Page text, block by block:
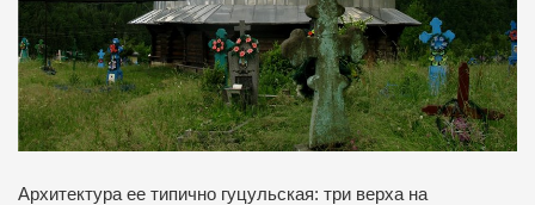
Архитектура ее типично гуцульская: три верха на